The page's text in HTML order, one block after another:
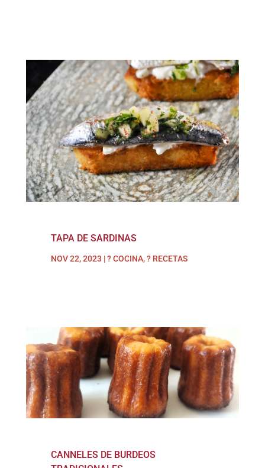
TAPA DE SARDINAS
NOV 22, 2023 |? COCINA,? RECETAS
CANNELES DE BURDEOS